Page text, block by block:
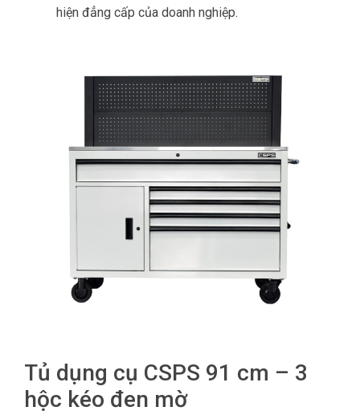
hiện đẳng cấp của doanh nghiệp.
Tủ dụng cụ CSPS 91 cm – 3
hộc kéo đen mờ